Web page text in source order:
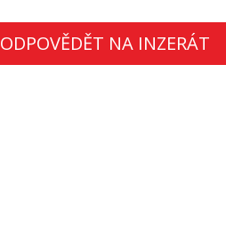
ODPOVĚDĚT NA INZERÁT